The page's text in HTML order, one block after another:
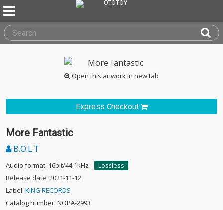
Open this artwork in new tab
Express Checkout
More Fantastic
B.O.L.T
Audio format: 16bit/44.1kHz
Lossless
Release date: 2021-11-12
Label: KING RECORDS
Catalog number: NOPA-2993